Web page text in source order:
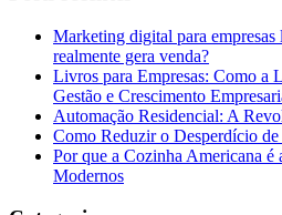
Marketing digital para
realmente gera venda?
Livros para Empresas: Como a
Gestão e Crescimento
Automação Residencial: A
Como Reduzir o Desperdício
Por que a Cozinha Americana é
Modernos